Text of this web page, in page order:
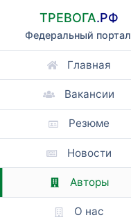
ТРЕВОГА.РФ
Федеральный портал
Главная
Вакансии
Резюме
Новости
Авторы
О нас